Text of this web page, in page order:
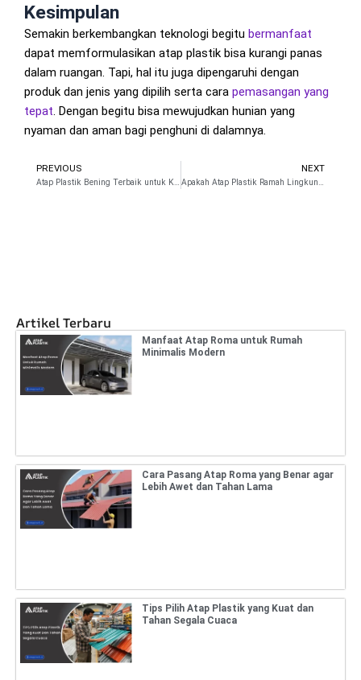
Kesimpulan
Semakin berkembangkan teknologi begitu bermanfaat
dapat memformulasikan atap plastik bisa kurangi panas
dalam ruangan. Tapi, hal itu juga dipengaruhi dengan
produk dan jenis yang dipilih serta cara pemasangan yang
tepat. Dengan begitu bisa mewujudkan hunian yang
nyaman dan aman bagi penghuni di dalamnya.
Prev
PREVIOUS
Atap Plastik Bening Terbaik untuk Kaca Skylight
NEXT
Apakah Atap Plastik Ramah Lingkungan dan Bisa Didaur Ulang?
Artikel Terbaru
Manfaat Atap Roma untuk Rumah
Minimalis Modern
Cara Pasang Atap Roma yang Benar agar
Lebih Awet dan Tahan Lama
Tips Pilih Atap Plastik yang Kuat dan
Tahan Segala Cuaca